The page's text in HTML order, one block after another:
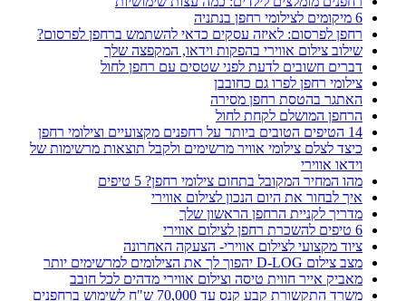
6 מיקומים לצילומי רחפן בנתניה
רחפן לפרסום: לאיזה עסקים כדאי להשתמש ברחפן לפרסום?
שילוב צילום אווירי בהפקות וידאו, המקפצה שלך
דברים חשובים לדעת לפני שטסים עם רחפן לחול
צילומי רחפן לפרו גם כחובבן
האתגר בהטסת רחפן מסירה
הרחפן המושלם לקחת לחול
14 הטיפים הטובים ביותר על רחפנים מקצועיים וצילומי רחפן
כיצד לצלם צילומי אוויר מרשימים ולקבל תוצאות מרשימות של
וידאו אווירי
מהו המחיר המקובל בתחום צילומי רחפן? 5 טיפים
איך לבחור את היום הנכון לצילום אווירי
מדריך לקניית הרחפן הראשון שלך
6 טיפים להשכרת רחפן לצילום אווירי
ציוד מקצועי לצילום אווירי- הצעקה האחרונה
מצב צילום D-LOG יהפוך לך את הצילומים למרשימים יותר
מאביק אייר חווית טיסה וצילום אווירי מדהים לכל חובב
משרד התקשורת קבע קנס עד 70,000 ש"ח לשימוש ברחפנים